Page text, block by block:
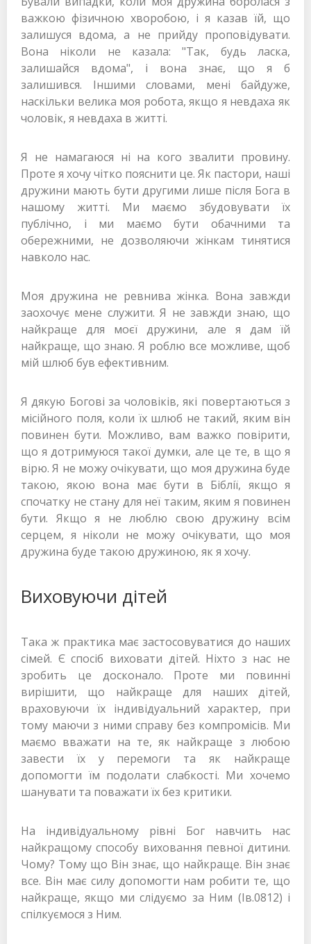
важкою фізичною хворобою, і я казав їй, що
залишуся вдома, а не прийду проповідувати.
Вона ніколи не казала: "Так, будь ласка,
залишайся вдома", і вона знає, що я б
залишився. Іншими словами, мені байдуже,
наскільки велика моя робота, якщо я невдаха як
чоловік, я невдаха в житті.
Я не намагаюся ні на кого звалити провину.
Проте я хочу чітко пояснити це. Як пастори, наші
дружини мають бути другими лише після Бога в
нашому житті. Ми маємо збудовувати їх
публічно, і ми маємо бути обачними та
обережними, не дозволяючи жінкам тинятися
навколо нас.
Моя дружина не ревнива жінка. Вона завжди
заохочує мене служити. Я не завжди знаю, що
найкраще для моєї дружини, але я дам їй
найкраще, що знаю. Я роблю все можливе, щоб
мій шлюб був ефективним.
Я дякую Богові за чоловіків, які повертаються з
місійного поля, коли їх шлюб не такий, яким він
повинен бути. Можливо, вам важко повірити,
що я дотримуюся такої думки, але це те, в що я
вірю. Я не можу очікувати, що моя дружина буде
такою, якою вона має бути в Біблії, якщо я
спочатку не стану для неї таким, яким я повинен
бути. Якщо я не люблю свою дружину всім
серцем, я ніколи не можу очікувати, що моя
дружина буде такою дружиною, як я хочу.
Виховуючи дітей
Така ж практика має застосовуватися до наших
сімей. Є спосіб виховати дітей. Ніхто з нас не
зробить це досконало. Проте ми повинні
вирішити, що найкраще для наших дітей,
враховуючи їх індивідуальний характер, при
тому маючи з ними справу без компромісів. Ми
маємо вважати на те, як найкраще з любою
завести їх у перемоги та як найкраще
допомогти їм подолати слабкості. Ми хочемо
шанувати та поважати їх без критики.
На індивідуальному рівні Бог навчить нас
найкращому способу виховання певної дитини.
Чому? Тому що Він знає, що найкраще. Він знає
все. Він має силу допомогти нам робити те, що
найкраще, якщо ми слідуємо за Ним (Ів.0812) і
спілкуємося з Ним.